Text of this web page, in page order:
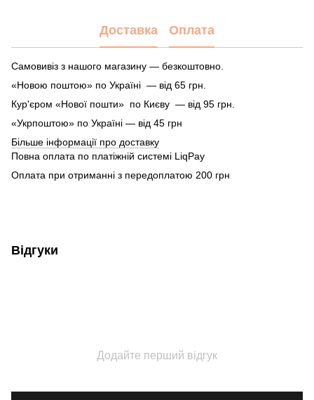
Доставка Оплата
Самовивіз з нашого магазину — безкоштовно.
«Новою поштою» по Україні — від 65 грн.
Кур'єром «Нової пошти» по Києву — від 95 грн.
«Укрпоштою» по Україні — від 45 грн
Більше інформації про доставку
Повна оплата по платіжній системі LiqPay
Оплата при отриманні з передоплатою 200 грн
Відгуки
Додайте перший відгук